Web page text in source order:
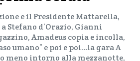
e il Presidente Mattarella,
Stefano d’Orazio, Gianni
Amadeus copia e incolla,
umano” e poi e poi…la gara A
meno intorno alla mezzanotte,